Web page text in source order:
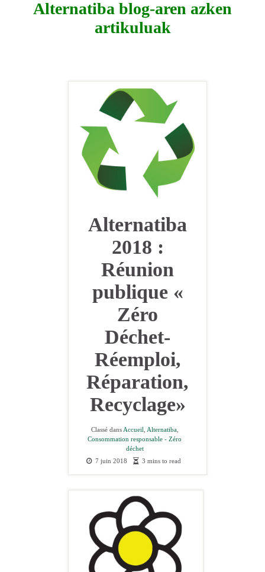
Alternatiba blog-aren azken
artikuluak
Alternatiba
2018 :
Réunion
publique «
Zéro
Déchet-
Réemploi,
Réparation,
Recyclage»
Classé dans Accueil Alternatiba,
Consommation responsable - Zéro
déchet
7 juin 2018
3 mins to read